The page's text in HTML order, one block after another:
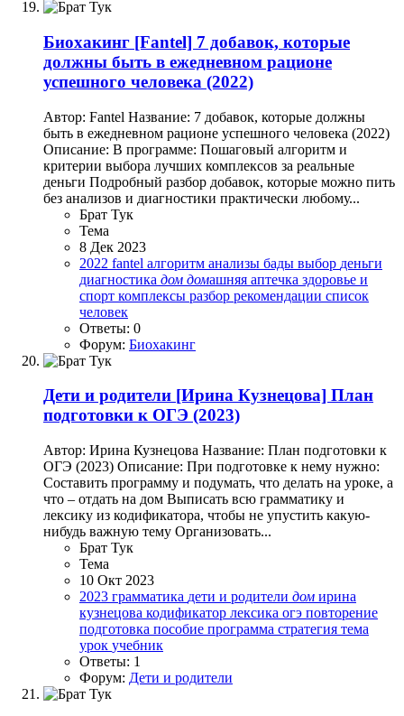
Биохакинг [Fantel] 7 добавок, которые
должны быть в ежедневном рационе
успешного человека (2022)
Автор: Fantel Название: 7 добавок, которые должны
быть в ежедневном рационе успешного человека (2022)
Описание: В программе: Пошаговый алгоритм и
критерии выбора лучших комплексов за реальные
деньги Подробный разбор добавок, которые можно пить
без анализов и диагностики практически любому...
Брат Тук
Тема
8 Дек 2023
2022 fantel алгоритм анализы бады выбор деньги
диагностика дом домашняя аптечка здоровье и
спорт комплексы разбор рекомендации список
человек
Ответы: 0
Форум: Биохакинг
Дети и родители [Ирина Кузнецова] План
подготовки к ОГЭ (2023)
Автор: Ирина Кузнецова Название: План подготовки к
ОГЭ (2023) Описание: При подготовке к нему нужно:
Составить программу и подумать, что делать на уроке, а
что – отдать на дом Выписать всю грамматику и
лексику из кодификатора, чтобы не упустить какую-
нибудь важную тему Организовать...
Брат Тук
Тема
10 Окт 2023
2023 грамматика дети и родители дом ирина
кузнецова кодификатор лексика огэ повторение
подготовка пособие программа стратегия тема
урок учебник
Ответы: 1
Форум: Дети и родители